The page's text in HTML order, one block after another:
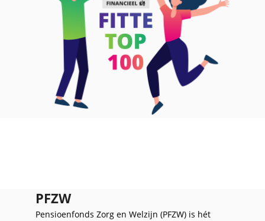
PFZW
Pensioenfonds Zorg en Welzijn (PFZW) is hét